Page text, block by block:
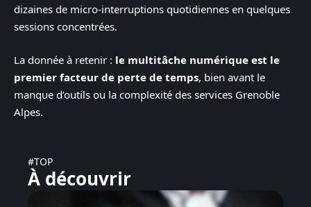
dizaines de micro-interruptions quotidiennes en quelques
sessions concentrées.
La donnée à retenir : le multitâche numérique est le
premier facteur de perte de temps, bien avant le
manque d’outils ou la complexité des services Grenoble
Alpes.
#TOP
À découvrir